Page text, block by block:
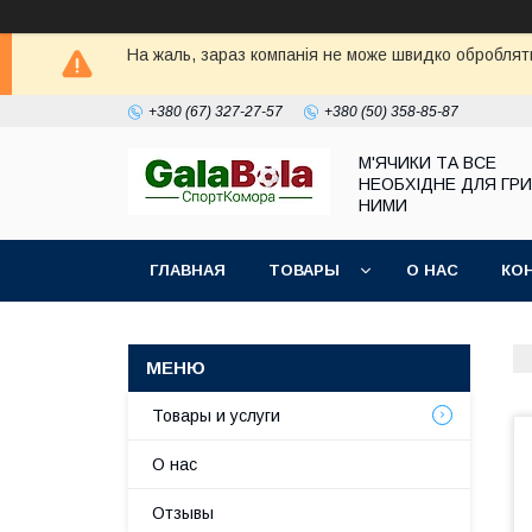
На жаль, зараз компанія не може швидко
+380 (67) 327-27-57 +380 (50) 358-85-87
М'ЯЧИКИ ТА ВСЕ
НЕОБХІДНЕ ДЛЯ
НИМИ
ГЛАВНАЯ ТОВАРЫ О НАС
Товары и услуги
О нас
Отзывы